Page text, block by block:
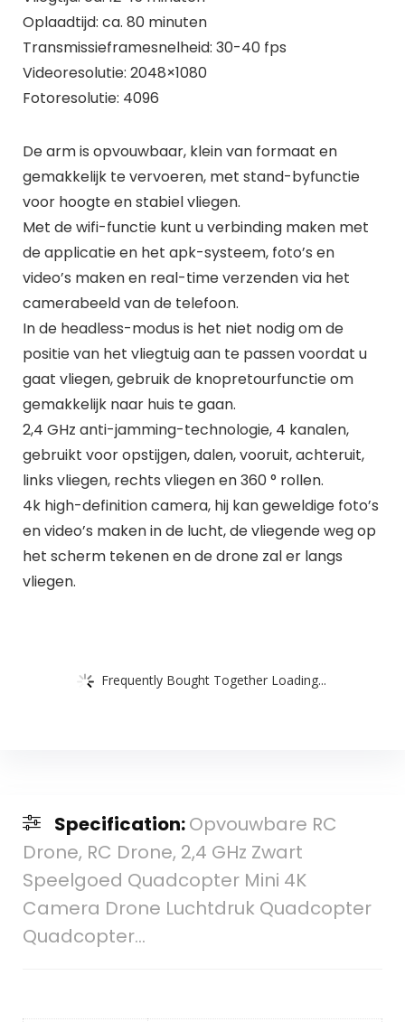
Oplaadtijd: ca. 80 minuten
Transmissieframesnelheid: 30-40 fps
Videoresolutie: 2048×1080
Fotoresolutie: 4096
De arm is opvouwbaar, klein van formaat en
gemakkelijk te vervoeren, met stand-byfunctie
voor hoogte en stabiel vliegen.
Met de wifi-functie kunt u verbinding maken met
de applicatie en het apk-systeem, foto’s en
video’s maken en real-time verzenden via het
camerabeeld van de telefoon.
In de headless-modus is het niet nodig om de
positie van het vliegtuig aan te passen voordat u
gaat vliegen, gebruik de knopretourfunctie om
gemakkelijk naar huis te gaan.
2,4 GHz anti-jamming-technologie, 4 kanalen,
gebruikt voor opstijgen, dalen, vooruit, achteruit,
links vliegen, rechts vliegen en 360 ° rollen.
4k high-definition camera, hij kan geweldige foto’s
en video’s maken in de lucht, de vliegende weg op
het scherm tekenen en de drone zal er langs
vliegen.
Frequently Bought Together Loading...
Specification:Opvouwbare RC
Drone, RC Drone, 2,4 GHz Zwart
Speelgoed Quadcopter Mini 4K
Camera Drone Luchtdruk Quadcopter
Quadcopter…